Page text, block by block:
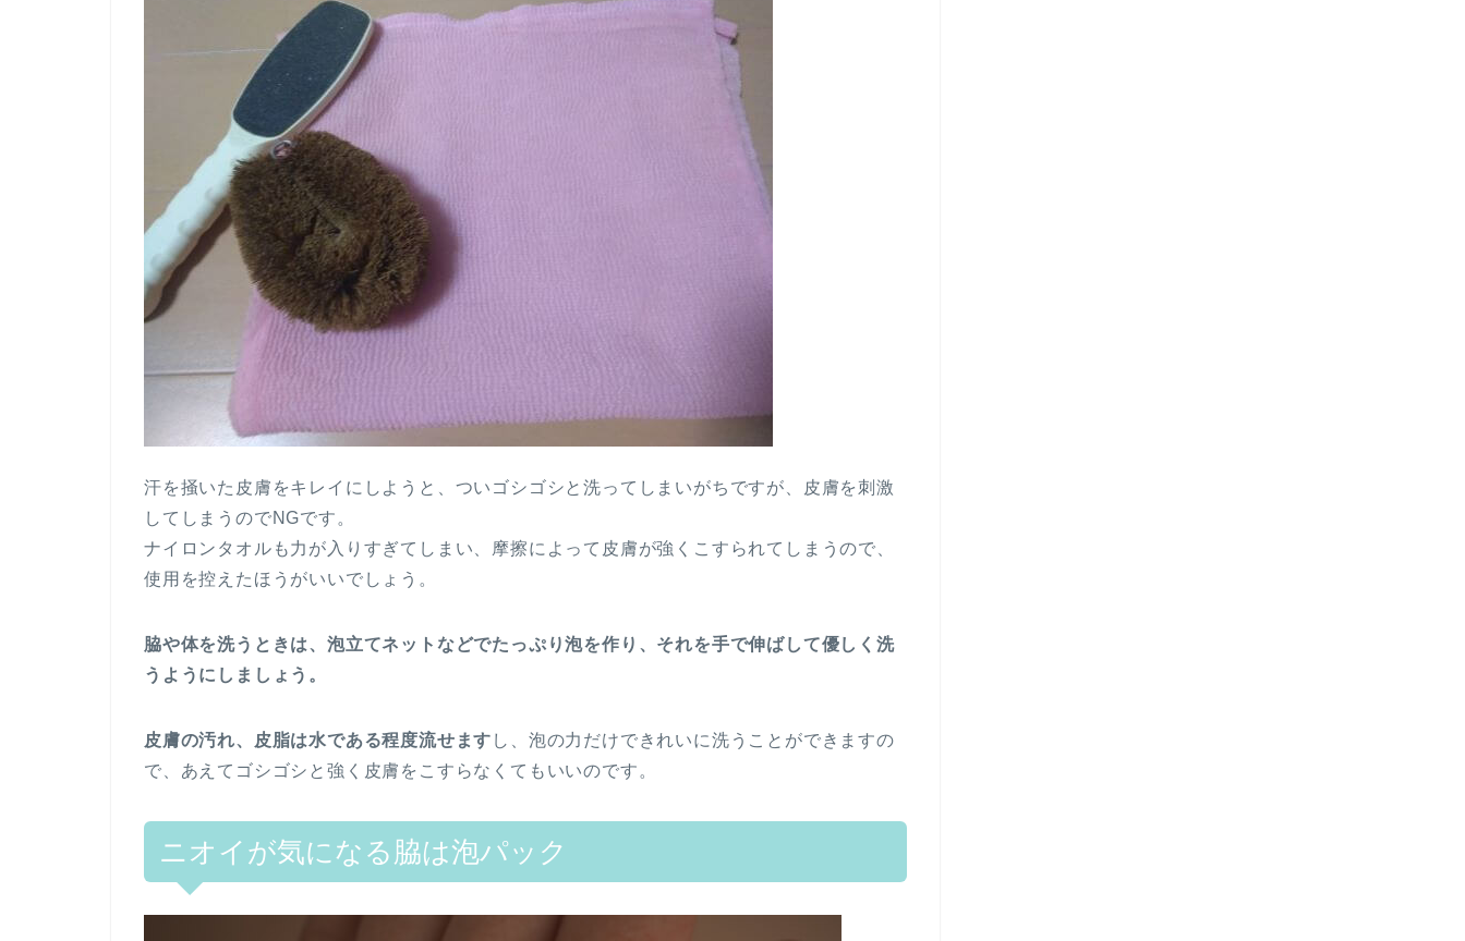
汗を掻いた皮膚をキレイにしようと、ついゴシゴシと洗ってしまいがちですが、皮膚を刺激
してしまうのでNGです。
ナイロンタオルも力が入りすぎてしまい、摩擦によって皮膚が強くこすられてしまうので、
使用を控えたほうがいいでしょう。
脇や体を洗うときは、泡立てネットなどでたっぷり泡を作り、それを手で伸ばして優しく洗
うようにしましょう。
皮膚の汚れ、皮脂は水である程度流せます し、泡の力だけできれいに洗うことができますの
で、あえてゴシゴシと強く皮膚をこすらなくてもいいのです。
ニオイが気になる脇は泡パック